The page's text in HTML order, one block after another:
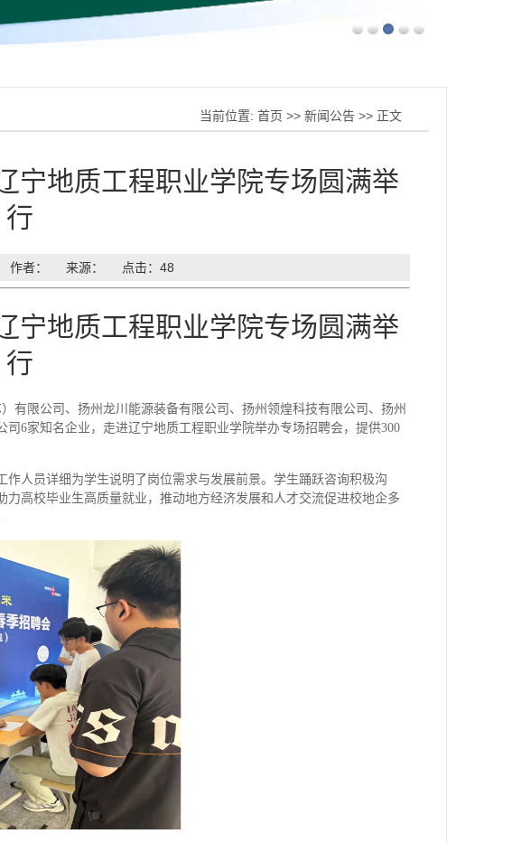
当前位置:首页 >>新闻公告 >> 正文
地质工程职业学院专场圆满举
行
作者： 来源： 点击： 48
地质工程职业学院专场圆满举
行
有限公司 、扬州龙川能源装备有限公司、扬州领煌科技有限公司、扬州
司 6家知名企业，走进辽宁地质工程职业学院举办专场招聘会，提供300
作人员详细 为学生说明了岗位需求与发展前景。学生踊跃咨询积极沟
力高校毕业生高质量就业，推动地方经济发展和人才交流促进校地企多